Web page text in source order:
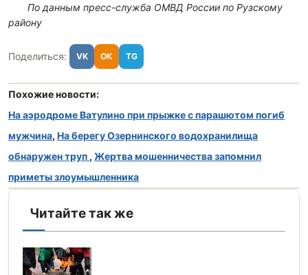
По данным пресс-служба ОМВД России по Рузскому
району
Поделиться: VK ОК TG
Похожие новости:
На аэродроме Ватулино при прыжке с парашютом погиб
мужчина, На берегу Озернинского водохранилища
обнаружен труп , Жертва мошенничества запомнил
приметы злоумышленника
Читайте так же